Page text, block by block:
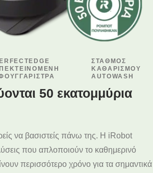
ΣΤΑΘΜΟΣ
ΚΑΘΑΡΙΣΜΟΥ
AUTOWASH
50 εκατομμύρια
να βασιστείς πάνω της. Η iRobot
που απλοποιούν το καθημερινό
περισσότερο χρόνο για τα σημαντικά